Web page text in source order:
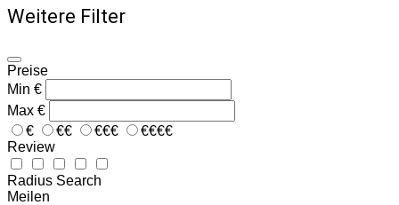
Weitere Filter
Preise
Min €
Max €
€
€€ €€€
€€€€
Review
Radius Search
Meilen